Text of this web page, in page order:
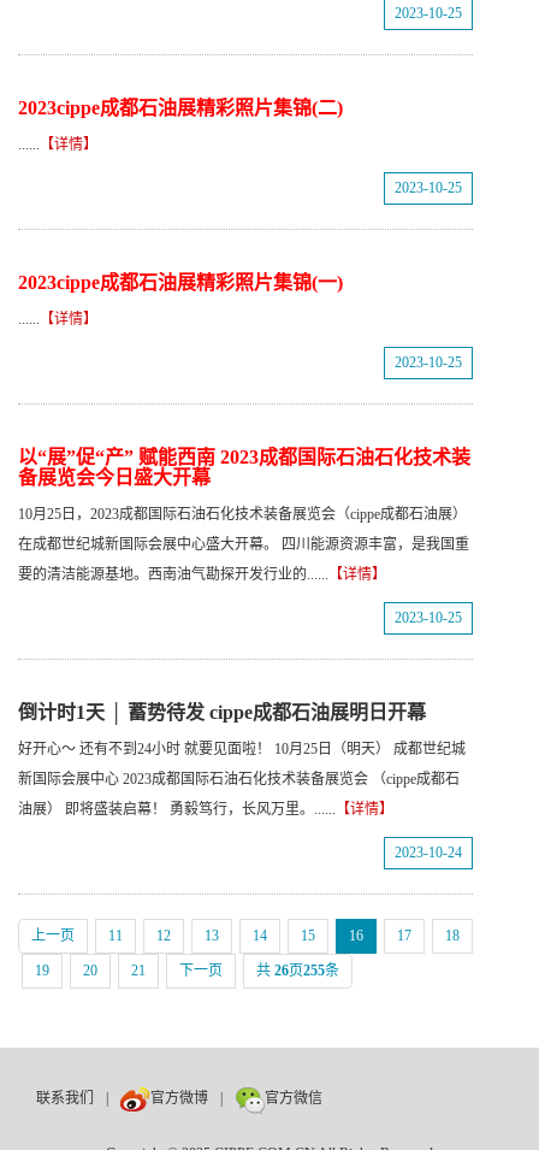
2023-10-25
2023cippe成都石油展精彩照片集锦(二)
...... 【详情】
2023-10-25
2023cippe成都石油展精彩照片集锦(一)
...... 【详情】
2023-10-25
以“展”促“产” 赋能西南 2023成都国际石油石化技术装
备展览会今日盛大开幕
10月25日，2023成都国际石油石化技术装备展览会（cippe成都石油展）
在成都世纪城新国际会展中心盛大开幕。 四川能源资源丰富，是我国重
要的清洁能源基地。西南油气勘探开发行业的...... 【详情】
2023-10-25
倒计时1天 │ 蓄势待发 cippe成都石油展明日开幕
好开心～ 还有不到24小时 就要见面啦！ 10月25日（明天） 成都世纪城
新国际会展中心 2023成都国际石油石化技术装备展览会 （cippe成都石
油展） 即将盛装启幕！ 勇毅笃行，长风万里。...... 【详情】
2023-10-24
上一页 11 12 13 14 15 16 17 18
19 20 21 下一页 共 26页255条
联系我们 官方微博 官方微信